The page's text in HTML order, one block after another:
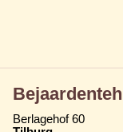
Berlagehof 60